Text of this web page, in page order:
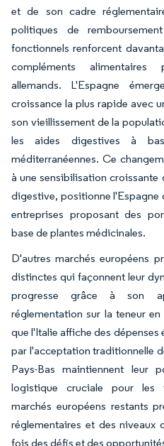
et de son cadre
politiques de
fonctionnels renforcent
compléments alimentaires
allemands. L'Espagne
croissance la plus rapide avec
son vieillissement de la
les aides digestives à
méditerranéennes. Ce
à une sensibilisation croissante
digestive, positionne l'Espagne
entreprises proposant des
base de plantes médicinales.
D'autres marchés européens
distinctes qui façonnent leur
progresse grâce à son
réglementation sur la teneur
que l'Italie affiche des dépenses
par l'acceptation traditionnelle
Pays-Bas maintiennent leur
logistique cruciale pour les
marchés européens restants
réglementaires et des niveaux
fois des défis et des